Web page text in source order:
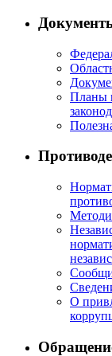
Планы
О